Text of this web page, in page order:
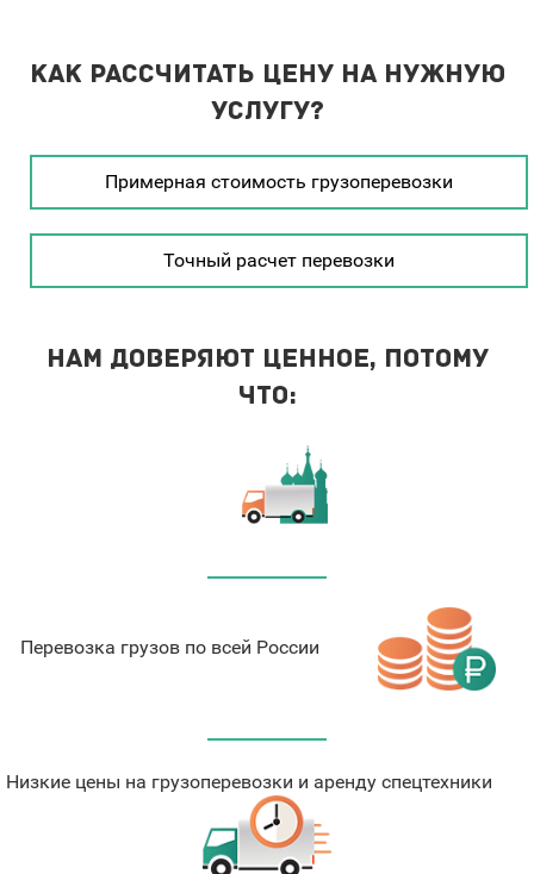
Как рассчитать цену на нужную
услугу?
Примерная стоимость грузоперевозки
Точный расчет перевозки
Нам доверяют ценное, потому
что:
Перевозка грузов по всей России
Низкие цены на грузоперевозки и аренду спецтехники